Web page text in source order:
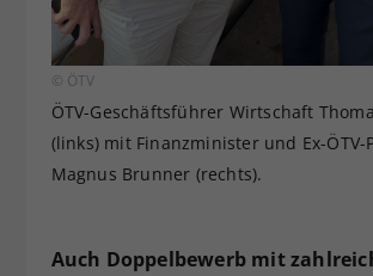
© ÖTV
ÖTV-Geschäftsführer Wirtschaft
(links) mit Finanzminister und Ex-ÖTV-
Magnus Brunner (rechts).
Auch Doppelbewerb mit